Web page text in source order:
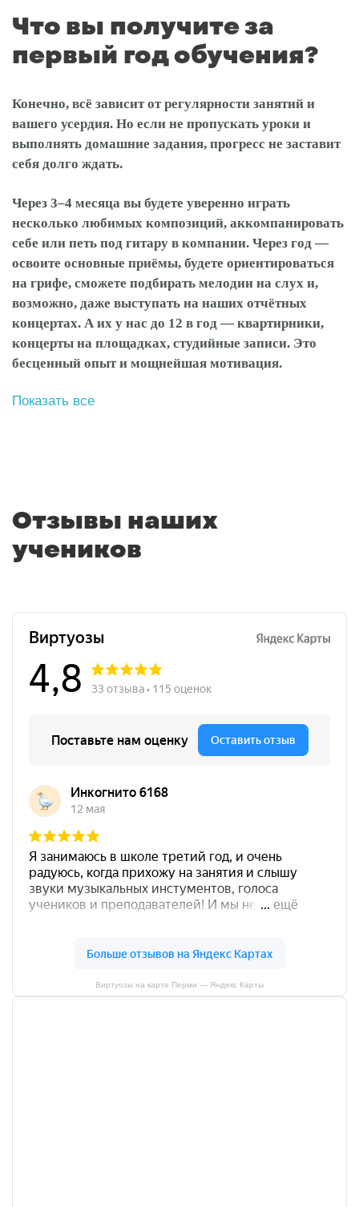
Что вы получите за
первый год обучения?
Конечно, всё зависит от регулярности занятий и
вашего усердия. Но если не пропускать уроки и
выполнять домашние задания, прогресс не заставит
себя долго ждать.
Через 3–4 месяца вы будете уверенно играть
несколько любимых композиций, аккомпанировать
себе или петь под гитару в компании. Через год —
освоите основные приёмы, будете ориентироваться
на грифе, сможете подбирать мелодии на слух и,
возможно, даже выступать на наших отчётных
концертах. А их у нас до 12 в год — квартирники,
концерты на площадках, студийные записи. Это
бесценный опыт и мощнейшая мотивация.
Показать все
Отзывы наших
учеников
Виртуозы на карте Перми — Яндекс Карты